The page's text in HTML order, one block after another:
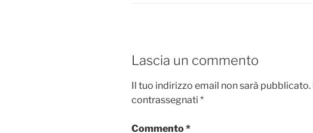
Lascia un commento
Il tuo indirizzo email non sarà pubblicato.
contrassegnati *
Commento*